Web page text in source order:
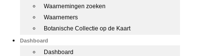
Waarnemingen zoeken
Waarnemers
Botanische Collectie op de Kaart
Dashboard
Dashboard